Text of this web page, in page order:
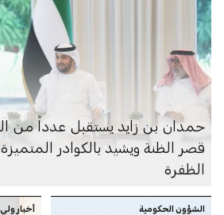
حمدان بن زايد يستقبل عدداً من
قصر الظنة ويشيد بالكوادر
الظفرة
الشؤون الحكومية أخبار